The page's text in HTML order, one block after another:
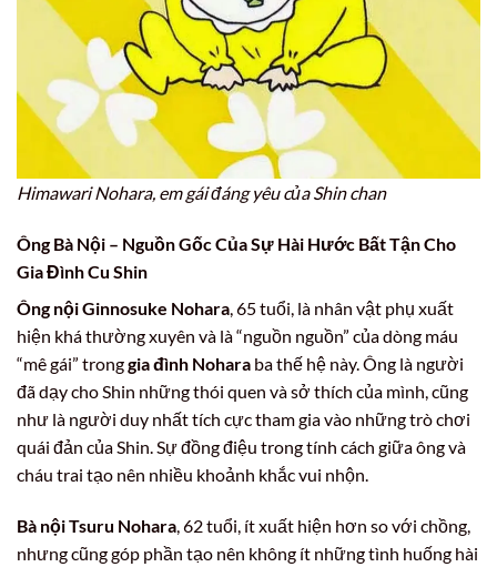
Himawari Nohara, em gái đáng yêu của Shin chan
Ông Bà Nội – Nguồn Gốc Của Sự Hài Hước Bất Tận Cho
Gia Đình Cu Shin
Ông nội Ginnosuke Nohara , 65 tuổi, là nhân vật phụ xuất
hiện khá thường xuyên và là “nguồn nguồn” của dòng máu
“mê gái” tronggia đình Nohara ba thế hệ này. Ông là người
đã dạy cho Shin những thói quen và sở thích của mình, cũng
như là người duy nhất tích cực tham gia vào những trò chơi
quái đản của Shin. Sự đồng điệu trong tính cách giữa ông và
cháu trai tạo nên nhiều khoảnh khắc vui nhộn.
Bà nội Tsuru Nohara , 62 tuổi, ít xuất hiện hơn so với chồng,
nhưng cũng góp phần tạo nên không ít những tình huống hài